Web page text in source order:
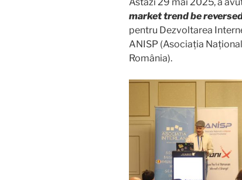
Astăzi 29 mai 2025, a
market trend be
pentru Dezvoltarea
ANISP (Asociația
România).